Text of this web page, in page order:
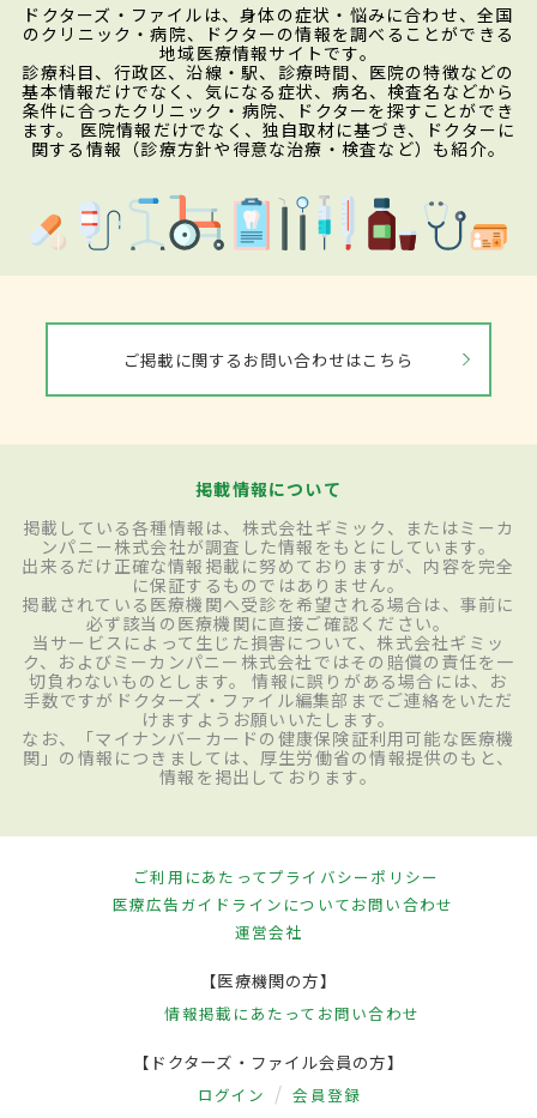
ドクターズ・ファイルは、身体の症状・悩みに合わせ、全国
のクリニック・病院、ドクターの情報を調べることができる
地域医療情報サイトです。
診療科目、行政区、沿線・駅、診療時間、医院の特徴などの
基本情報だけでなく、気になる症状、病名、検査名などから
条件に合ったクリニック・病院、ドクターを探すことができ
ます。 医院情報だけでなく、独自取材に基づき、ドクターに
関する情報（診療方針や得意な治療・検査など）も紹介。
ご掲載に関するお問い合わせはこちら
掲載情報について
掲載している各種情報は、株式会社ギミック、またはミーカ
ンパニー株式会社が調査した情報をもとにしています。
出来るだけ正確な情報掲載に努めておりますが、内容を完全
に保証するものではありません。
掲載されている医療機関へ受診を希望される場合は、事前に
必ず該当の医療機関に直接ご確認ください。
当サービスによって生じた損害について、株式会社ギミッ
ク、およびミーカンパニー株式会社ではその賠償の責任を一
切負わないものとします。 情報に誤りがある場合には、お
手数ですがドクターズ・ファイル編集部までご連絡をいただ
けますようお願いいたします。
なお、「マイナンバーカードの健康保険証利用可能な医療機
関」の情報につきましては、厚生労働省の情報提供のもと、
情報を掲出しております。
ご利用にあたってプライバシーポリシー
医療広告ガイドラインについてお問い合わせ
運営会社
【医療機関の方】
情報掲載にあたって お問い合わせ
【ドクターズ・ファイル会員の方】
ログイン 会員登録